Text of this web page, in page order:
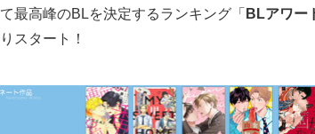
て最高峰のBLを決定するランキング「 BLアワー
りスタート！